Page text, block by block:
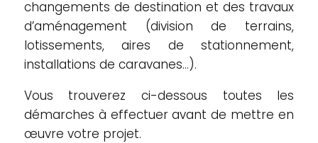
changements de destination et des travaux
d’aménagement (division de terrains,
lotissements, aires de stationnement,
installations de caravanes…).
Vous trouverez ci-dessous toutes les
démarches à effectuer avant de mettre en
œuvre votre projet.